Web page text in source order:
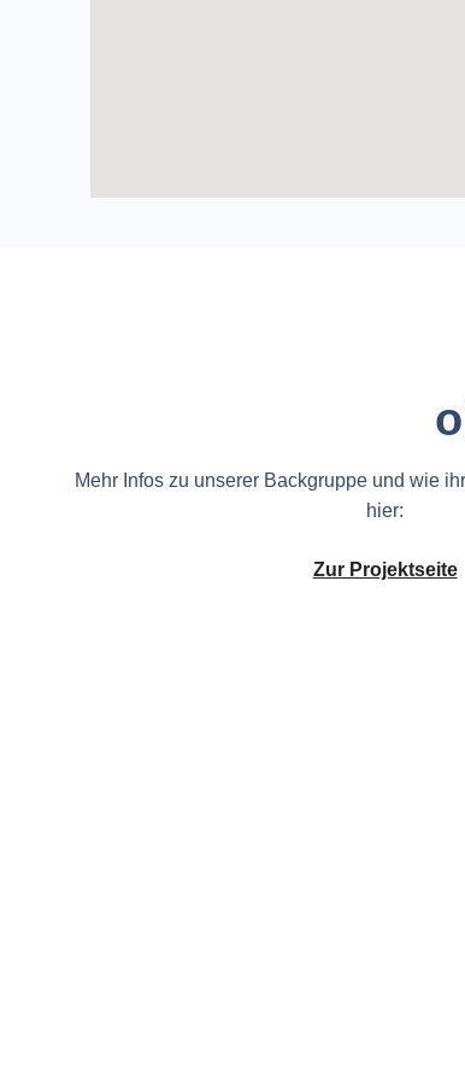
Mehr Infos zu unserer Backgruppe und wie
hier:
Zur Projektseite